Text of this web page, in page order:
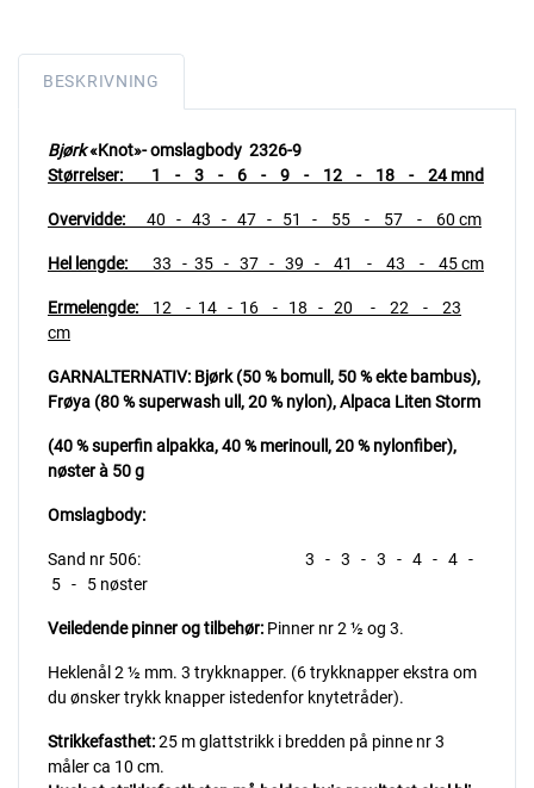
BESKRIVNING
Bjørk«Knot»- omslagbody 2326-9
Størrelser: 1 - 3 - 6 - 9 - 12 - 18 - 24 mnd
Overvidde: 40 - 43 - 47 - 51 - 55 - 57 - 60 cm
Hel lengde: 33 - 35 - 37 - 39 - 41 - 43 - 45 cm
Ermelengde: 12 - 14 - 16 - 18 - 20 - 22 - 23
cm
GARNALTERNATIV: Bjørk (50 % bomull, 50 % ekte bambus),
Frøya (80 % superwash ull, 20 % nylon), Alpaca Liten Storm
(40 % superfin alpakka, 40 % merinoull, 20 % nylonfiber),
nøster à 50 g
Omslagbody:
Sand nr 506: 3 - 3 - 3 - 4 - 4 -
5 - 5 nøster
Veiledende pinner og tilbehør: Pinner nr 2 ½ og 3.
Heklenål 2 ½ mm. 3 trykknapper. (6 trykknapper ekstra om
du ønsker trykk knapper istedenfor knytetråder).
Strikkefasthet:25 m glattstrikk i bredden på pinne nr 3
måler ca 10 cm.